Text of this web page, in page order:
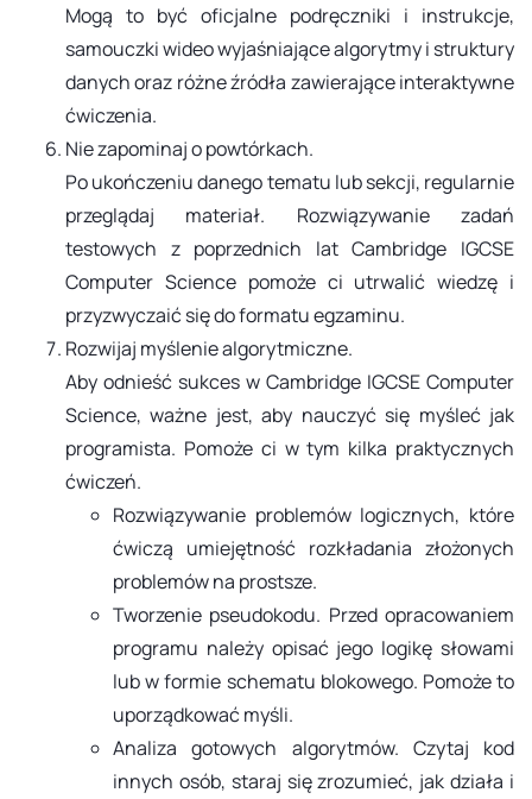
Mogą to być oficjalne podręczniki i instrukcje,
samouczki wideo wyjaśniające algorytmy i struktury
danych oraz różne źródła zawierające interaktywne
ćwiczenia.
Nie zapominaj o powtórkach.
Po ukończeniu danego tematu lub sekcji, regularnie
przeglądaj materiał. Rozwiązywanie zadań
testowych z poprzednich lat Cambridge IGCSE
Computer Science pomoże ci utrwalić wiedzę i
przyzwyczaić się do formatu egzaminu.
Rozwijaj myślenie algorytmiczne.
​​​​​​​Aby odnieść sukces w Cambridge IGCSE Computer
Science, ważne jest, aby nauczyć się myśleć jak
programista. Pomoże ci w tym kilka praktycznych
ćwiczeń.
Rozwiązywanie problemów logicznych, które
ćwiczą umiejętność rozkładania złożonych
problemów na prostsze.
Tworzenie pseudokodu. Przed opracowaniem
programu należy opisać jego logikę słowami
lub w formie schematu blokowego. Pomoże to
uporządkować myśli.
Analiza gotowych algorytmów. Czytaj kod
innych osób, staraj się zrozumieć, jak działa i